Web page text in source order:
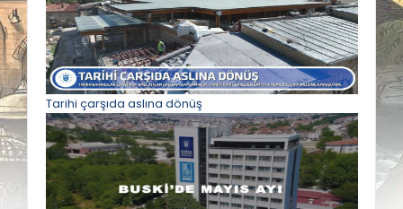
Tarihi çarşıda aslına dönüş